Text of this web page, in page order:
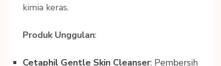
kimia keras.
Produk Unggulan:
Cetaphil Gentle Skin Cleanser: Pembersih